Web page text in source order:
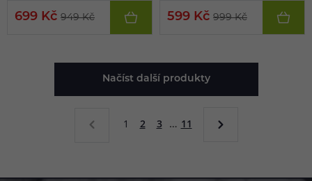
statistika vapování, různorodá
českém jazyce včetně výběru
jiných jazyků, kompatibilní se
699 Kč 949 Kč
inteligentní detekce odporu,
599 Kč 999 Kč
Načíst další produkty
1 2 3 … 11